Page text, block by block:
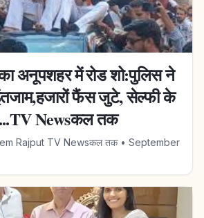
अनूपशहर में रोड शो:पुलिस ने
फैंस जुटे, सेल्फी के
Newsकल तक
Rajput TV Newsकल तक• September